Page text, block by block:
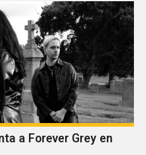
a Forever Grey en